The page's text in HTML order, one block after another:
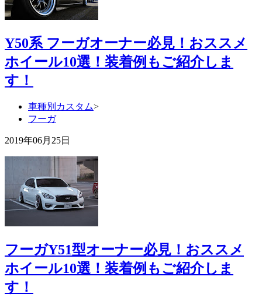
Y50系 フーガオーナー必見！おススメ
ホイール10選！装着例もご紹介しま
す！
車種別カスタム>
フーガ
2019年06月25日
フーガY51型オーナー必見！おススメ
ホイール10選！装着例もご紹介しま
す！